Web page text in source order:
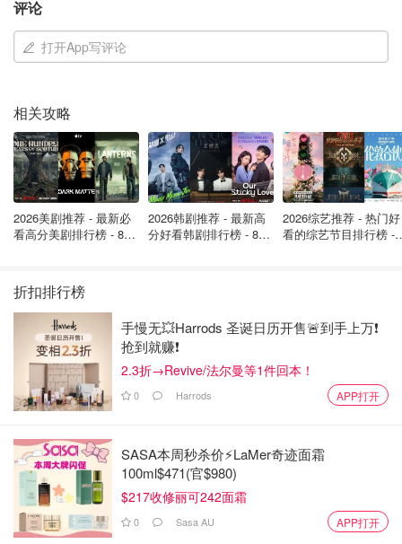
阿耳忒弥斯2号的飞行员维克多·格洛弗在任务出发前表示：
一个机会。请为我们祈祷、祝福，在心中期盼我们能顺利与
地面恢复联系。”
这种孤独感在航天史上并不陌生。1969年执行阿波罗11号
任务时，宇航员迈克尔·柯林斯独自留在指令舱绕月飞行，
在尼尔·阿姆斯特朗和巴兹·奥尔德林探索月表期间，他也曾
与任务中心失联长达48分钟。柯林斯在其回忆录中写道，在
那段时光里，他感到自己是“真正的孤独”。
温情告白：以指挥官亡妻之名命名月球坑
评论
打开App写评论
相关攻略
2026美剧推荐 - 最新必
看高分美剧排行榜 - 8月
2026韩剧推荐 - 最新高
分好看韩剧排行榜 - 8月
2026综艺推荐 - 热门好
看的综艺节目排行榜 -
折扣排行榜
手慢无💥Harrods 圣诞日历开售🚨到手上万❗️
抢到就赚❗️
2.3折→Revive/法尔曼等1件回本！
0 Harrods APP打开
SASA本周秒杀价⚡️LaMer奇迹面霜
100ml$471(官$980)
$217收修丽可242面霜
0 Sasa AU APP打开